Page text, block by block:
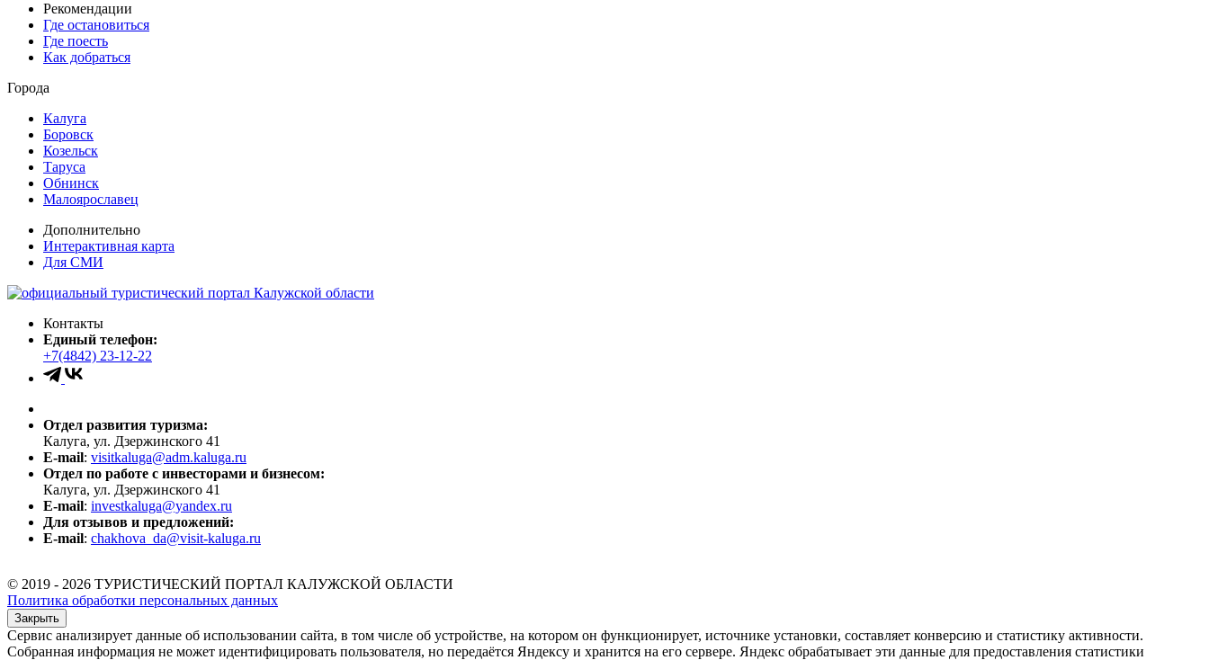
Рекомендации
Где остановиться
Где поесть
Как добраться
Города
Калуга
Боровск
Козельск
Таруса
Обнинск
Малоярославец
Дополнительно
Интерактивная карта
Для СМИ
Контакты
Единый телефон:
+7(4842) 23-12-22
Отдел развития туризма:
Калуга, ул. Дзержинского 41
E-mail: visitkaluga@adm.kaluga.ru
Отдел по работе с инвесторами и бизнесом:
Калуга, ул. Дзержинского 41
E-mail: investkaluga@yandex.ru
Для отзывов и предложений:
E-mail: chakhova_da@visit-kaluga.ru
© 2019 - 2026 ТУРИСТИЧЕСКИЙ ПОРТАЛ КАЛУЖСКОЙ ОБЛАСТИ
Политика обработки персональных данных
Закрыть
Сервис анализирует данные об использовании сайта, в том числе об устройстве, на котором он функционирует, источнике установки, составляет конверсию и статистику активности.
Собранная информация не может идентифицировать пользователя, но передаётся Яндексу и хранится на его сервере. Яндекс обрабатывает эти данные для предоставления статистики